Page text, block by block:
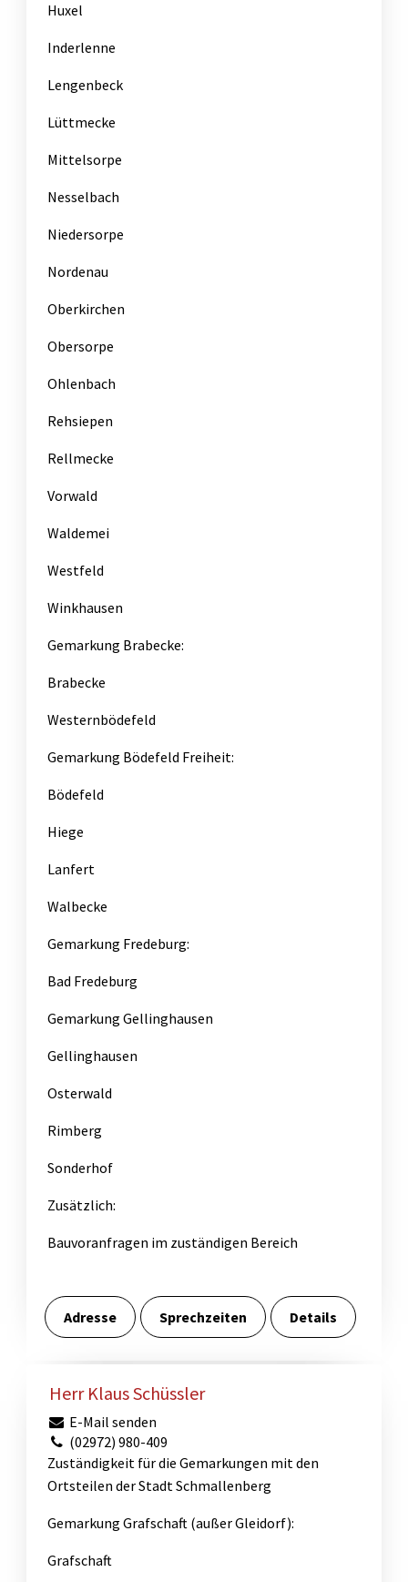
Huxel
Inderlenne
Lengenbeck
Lüttmecke
Mittelsorpe
Nesselbach
Niedersorpe
Nordenau
Oberkirchen
Obersorpe
Ohlenbach
Rehsiepen
Rellmecke
Vorwald
Waldemei
Westfeld
Winkhausen
Gemarkung Brabecke:
Brabecke
Westernbödefeld
Gemarkung Bödefeld Freiheit:
Bödefeld
Hiege
Lanfert
Walbecke
Gemarkung Fredeburg:
Bad Fredeburg
Gemarkung Gellinghausen
Gellinghausen
Osterwald
Rimberg
Sonderhof
Zusätzlich:
Bauvoranfragen im zuständigen Bereich
Adresse Sprechzeiten Details
Herr Klaus Schüssler
E-Mail senden
(02972) 980-409
Zuständigkeit für die Gemarkungen mit den
Ortsteilen der Stadt Schmallenberg
Gemarkung Grafschaft (außer Gleidorf):
Grafschaft